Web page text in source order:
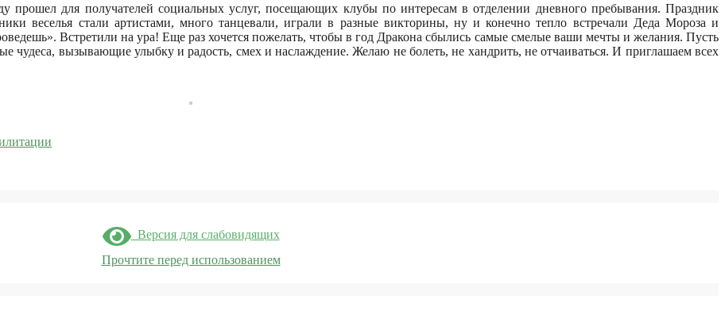
прошел для получателей социальных услуг, посещающих клубы по интересам в отделении дневного пребывания. Праздник
веселья стали артистами, много танцевали, играли в разные викторины, ну и конечно тепло встречали Деда Мороза и
Встретили на ура! Еще раз хочется пожелать, чтобы в год Дракона сбылись самые смелые ваши мечты и желания. Пусть
чудеса, вызывающие улыбку и радость, смех и наслаждение. Желаю не болеть, не хандрить, не отчаиваться. И приглашаем всех
Версия для слабовидящих
Прочтите перед использованием